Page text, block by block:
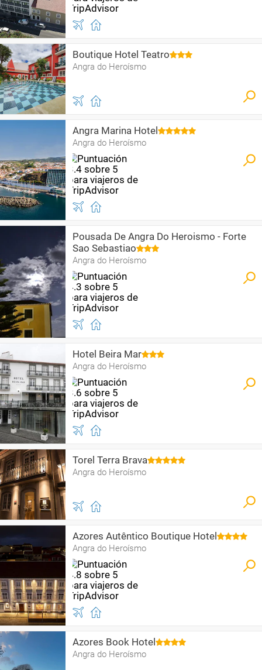
Boutique Hotel Teatro
Angra do Heroísmo
Angra Marina Hotel
Angra do Heroísmo
Pousada De Angra Do Heroismo - Forte
Sao Sebastiao
Angra do Heroísmo
Hotel Beira Mar
Angra do Heroísmo
Torel Terra Brava
Angra do Heroísmo
Azores Autêntico Boutique Hotel
Angra do Heroísmo
Azores Book Hotel
Angra do Heroísmo